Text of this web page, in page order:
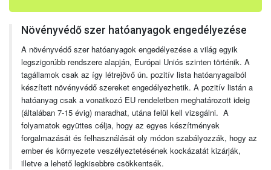
Növényvédő szer hatóanyagok engedélyezése
A növényvédő szer hatóanyagok engedélyezése a világ egyik
legszigorúbb rendszere alapján, Európai Uniós szinten történik. A
tagállamok csak az így létrejövő ún. pozitív lista hatóanyagaiból
készített növényvédő szereket engedélyezhetik. A pozitív listán a
hatóanyag csak a vonatkozó EU rendeletben meghatározott ideig
(általában 7-15 évig) maradhat, utána felül kell vizsgálni. A
folyamatok együttes célja, hogy az egyes készítmények
forgalmazását és felhasználását oly módon szabályozzák, hogy az
ember és környezete veszélyeztetésének kockázatát kizárják,
illetve a lehető legkisebbre csökkentsék.